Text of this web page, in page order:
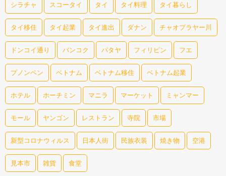
シラチャ スコータイ タイ タイ料理 タイ暮らし
タイ移住 タイ起業 タイ進出 ダナン チャオプラヤー川
ドンコイ通り バンコク パタヤ フィリピン フエ
プノンペン ベトナム ベトナム移住 ベトナム起業
ホテル ホーチミン マニラ マーケット ミャンマー
モール ヤンゴン レストラン 寺院 市場
新型コロナウィルス 日本人街 民族衣装 焼き物 空港
見本市 雑貨 食堂